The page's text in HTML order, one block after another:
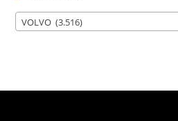
VOLVO (3.516)